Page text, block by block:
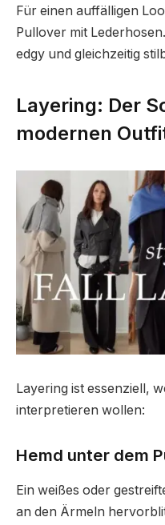
Für einen auffälligen
Pullover mit
edgy und gleichzeitig
Layering: Der
modernen
Layering ist essenziell,
interpretieren wollen:
Hemd unter dem
Ein weißes oder
an den Ärmeln